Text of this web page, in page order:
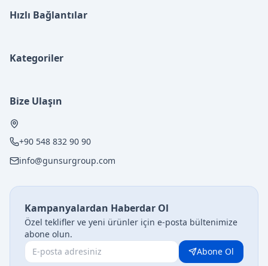
Hızlı Bağlantılar
Kategoriler
Bize Ulaşın
+90 548 832 90 90
info@gunsurgroup.com
Kampanyalardan Haberdar Ol
Özel teklifler ve yeni ürünler için e-posta bültenimize
abone olun.
Abone Ol